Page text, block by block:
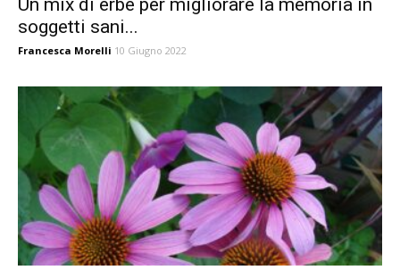
Un mix di erbe per migliorare la memoria in
soggetti sani...
Francesca Morelli 10 Giugno 2022